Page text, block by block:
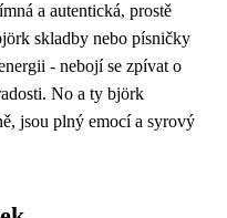
a autentická, prostě
skladby nebo písničky
- nebojí se zpívat o
No a ty björk
jsou plný emocí a syrový